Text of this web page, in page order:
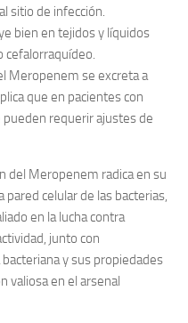
sitio de infección.
bien en tejidos y líquidos
cefalorraquídeo.
Meropenem se excreta a
que en pacientes con
requerir ajustes de
del Meropenem radica en su
pared celular de las bacterias,
en la lucha contra
junto con
y sus propiedades
valiosa en el arsenal